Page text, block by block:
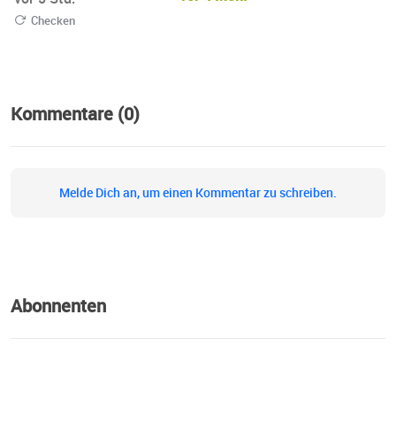
Checken
Kommentare (0)
Melde Dich an, um einen Kommentar zu schreiben.
Abonnenten